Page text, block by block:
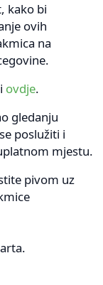
kako bi
ovih
na
ovdje.
gledanju
poslužiti i
mjestu.
pivom uz